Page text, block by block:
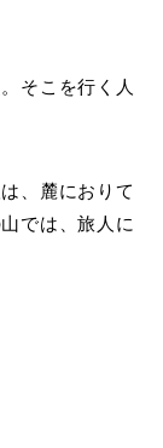
そこを行く人
、麓におりて
では、旅人に